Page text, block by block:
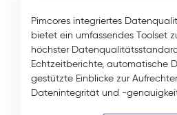
Pimcores integriertes
bietet ein umfassendes Toolset
höchster
Echtzeitberichte, automatische
gestützte Einblicke zur
Datenintegrität und -